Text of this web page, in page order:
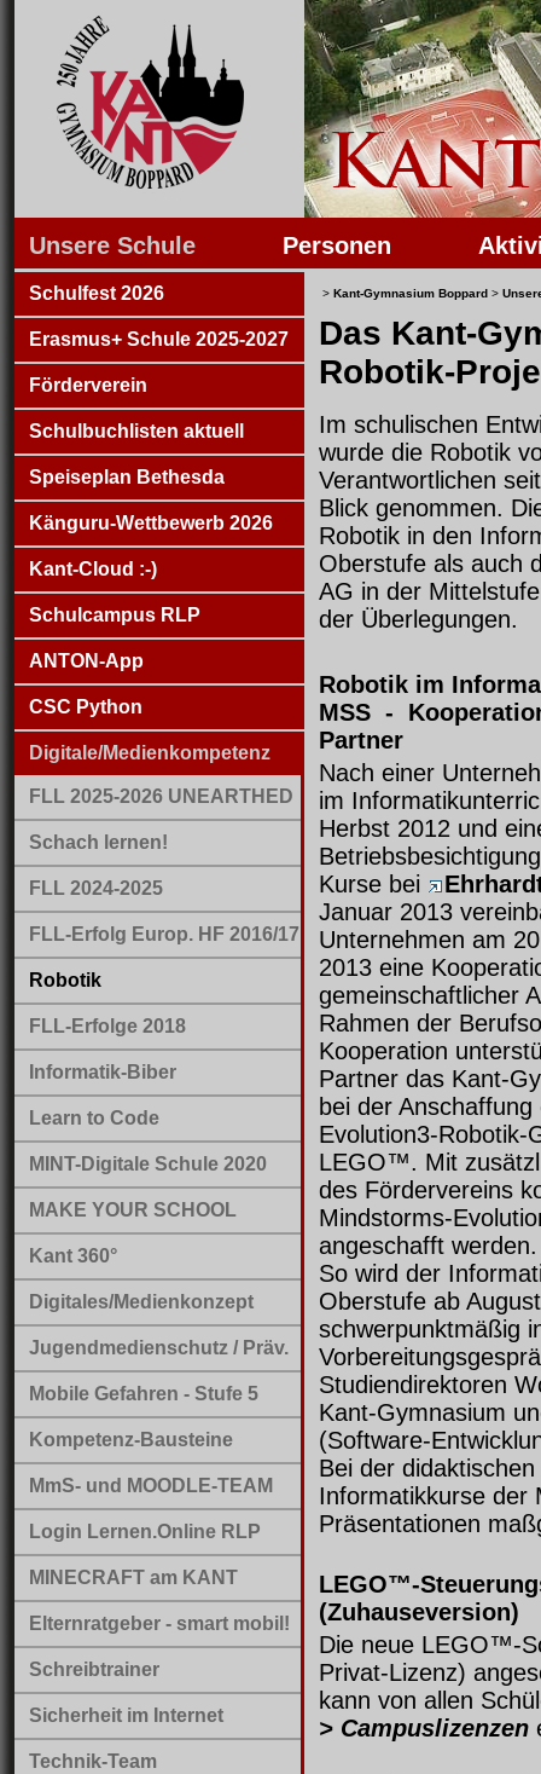
Unsere Schule Personen
Schulfest 2026
Erasmus+ Schule 2025-2027
Förderverein
Schulbuchlisten aktuell
Speiseplan Bethesda
Känguru-Wettbewerb 2026
Kant-Cloud :-)
Schulcampus RLP
ANTON-App
CSC Python
Digitale/Medienkompetenz
FLL 2025-2026 UNEARTHED
Schach lernen!
FLL 2024-2025
FLL-Erfolg Europ. HF 2016/17
Robotik
FLL-Erfolge 2018
Informatik-Biber
Learn to Code
MINT-Digitale Schule 2020
MAKE YOUR SCHOOL
Kant 360°
Digitales/Medienkonzept
Jugendmedienschutz / Präv.
Mobile Gefahren - Stufe 5
Kompetenz-Bausteine
MmS- und MOODLE-TEAM
Login Lernen.Online RLP
MINECRAFT am KANT
Elternratgeber - smart mobil!
Schreibtrainer
Sicherheit im Internet
Technik-Team
> Kant-Gymnasium Boppard >
Das Kant-
Robotik-
Im schulischen
wurde die Robotik
Verantwortlichen
Blick genommen.
Robotik in den
Oberstufe als auch
AG in der
der Überlegungen.
Robotik im
MSS -
Partner
Nach einer
im
Herbst 2012 und
Kurse bei
Januar 2013
Unternehmen am
2013 eine
gemeinschaftlicher
Rahmen der
Kooperation
Partner das Kant-
bei der
Evolution3-Robotik-
LEGO™. Mit
des Fördervereins
Mindstorms-
angeschafft werden.
So wird der
Oberstufe ab
schwerpunktmäßig
Studiendirektoren
Kant-Gymnasium
(Software-
Bei der
Informatikkurse der
Präsentationen
LEGO™-
(Zuhauseversion)
Die neue LEGO™-
Privat-Lizenz)
kann von allen
> Campuslizenzen